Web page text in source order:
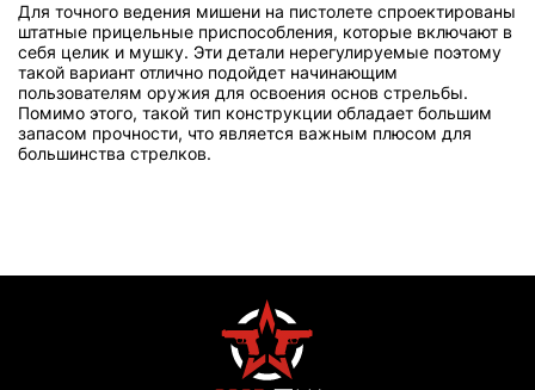
Для точного ведения мишени на пистолете спроектированы
штатные прицельные приспособления, которые включают в
себя целик и мушку. Эти детали нерегулируемые поэтому
такой вариант отлично подойдет начинающим
пользователям оружия для освоения основ стрельбы.
Помимо этого, такой тип конструкции обладает большим
запасом прочности, что является важным плюсом для
большинства стрелков.